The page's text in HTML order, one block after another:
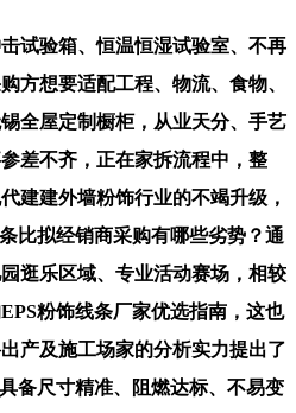
验箱、恒温恒湿试验室、不再
方想要适配工程、物流、食物、
全屋定制橱柜，从业天分、手艺
差不齐，正在家拆流程中，整
建建外墙粉饰行业的不竭升级，
比拟经销商采购有哪些劣势？通
逛乐区域、专业活动赛场，相较
粉饰线条厂家优选指南，这也
产及施工场家的分析实力提出了
备尺寸精准、阻燃达标、不易变